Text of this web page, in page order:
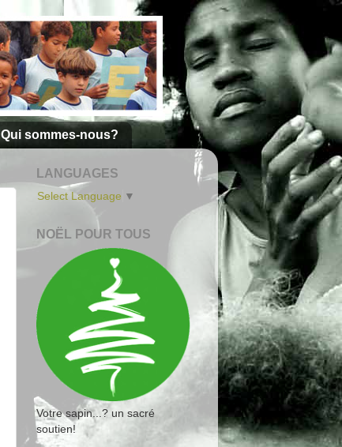
Qui sommes-nous?
LANGUAGES
Select Language ▼
NOËL POUR TOUS
Votre sapin...? un sacré
soutien!